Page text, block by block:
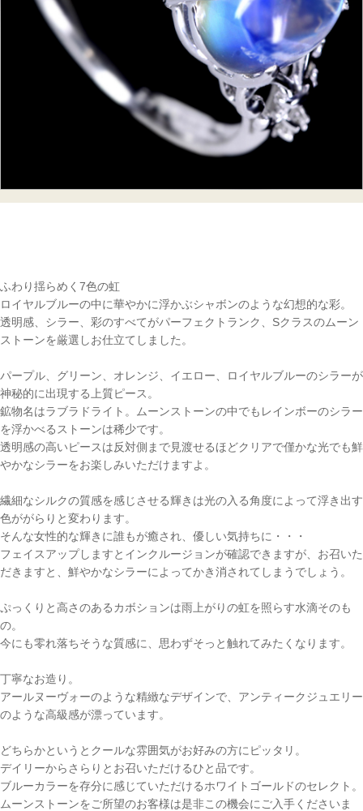
ふわり揺らめく7色の虹
ロイヤルブルーの中に華やかに浮かぶシャボンのような幻想的な彩。
透明感、シラー、彩のすべてがパーフェクトランク、Sクラスのムーン
ストーンを厳選しお仕立てしました。
パープル、グリーン、オレンジ、イエロー、ロイヤルブルーのシラーが
神秘的に出現する上質ピース。
鉱物名はラブラドライト。ムーンストーンの中でもレインボーのシラー
を浮かべるストーンは稀少です。
透明感の高いピースは反対側まで見渡せるほどクリアで僅かな光でも鮮
やかなシラーをお楽しみいただけますよ。
繊細なシルクの質感を感じさせる輝きは光の入る角度によって浮き出す
色ががらりと変わります。
そんな女性的な輝きに誰もが癒され、優しい気持ちに・・・
フェイスアップしますとインクルージョンが確認できますが、お召いた
だきますと、鮮やかなシラーによってかき消されてしまうでしょう。
ぷっくりと高さのあるカボションは雨上がりの虹を照らす水滴そのも
の。
今にも零れ落ちそうな質感に、思わずそっと触れてみたくなります。
丁寧なお造り。
アールヌーヴォーのような精緻なデザインで、アンティークジュエリー
のような高級感が漂っています。
どちらかというとクールな雰囲気がお好みの方にピッタリ。
デイリーからさらりとお召いただけるひと品です。
ブルーカラーを存分に感じていただけるホワイトゴールドのセレクト。
ムーンストーンをご所望のお客様は是非この機会にご入手くださいま